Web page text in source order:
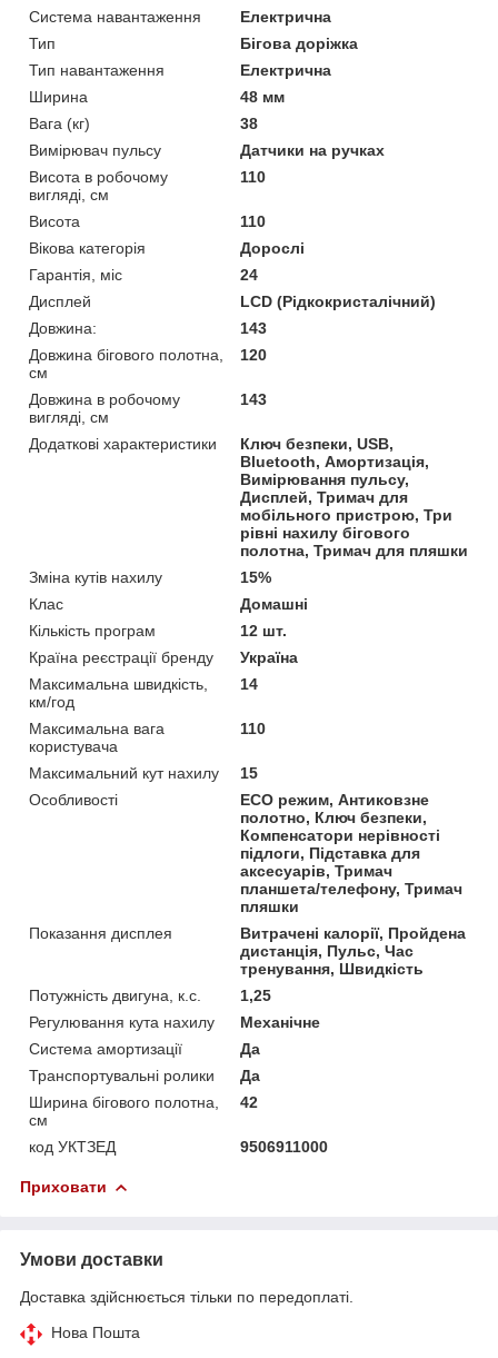
Система навантаження
Електрична
Тип
Бігова доріжка
Тип навантаження
Електрична
Ширина
48 мм
Вага (кг)
38
Вимірювач пульсу
Датчики на ручках
Висота в робочому
вигляді, см
110
Висота
110
Вікова категорія
Дорослі
Гарантія, міс
24
Дисплей
LCD (Рідкокристалічний)
Довжина:
143
Довжина бігового полотна,
см
120
Довжина в робочому
вигляді, см
143
Додаткові характеристики
Ключ безпеки, USB,
Bluetooth, Амортизація,
Вимірювання пульсу,
Дисплей, Тримач для
мобільного пристрою, Три
рівні нахилу бігового
полотна, Тримач для пляшки
Зміна кутів нахилу
15%
Клас
Домашні
Кількість програм
12 шт.
Країна реєстрації бренду
Україна
Максимальна швидкість,
км/год
14
Максимальна вага
користувача
110
Максимальний кут нахилу
15
Особливості
ECO режим, Антиковзне
полотно, Ключ безпеки,
Компенсатори нерівності
підлоги, Підставка для
аксесуарів, Тримач
планшета/телефону, Тримач
пляшки
Показання дисплея
Витрачені калорії, Пройдена
дистанція, Пульс, Час
тренування, Швидкість
Потужність двигуна, к.с.
1,25
Регулювання кута нахилу
Механічне
Система амортизації
Да
Транспортувальні ролики
Да
Ширина бігового полотна,
см
42
код УКТЗЕД 9506911000
Приховати
Умови доставки
Доставка здійснюється тільки по передоплаті.
Нова Пошта